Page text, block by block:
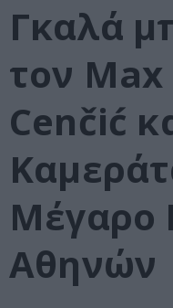
Γκαλά
τον Μax
Cenčić
Μέγαρο
Αθηνών